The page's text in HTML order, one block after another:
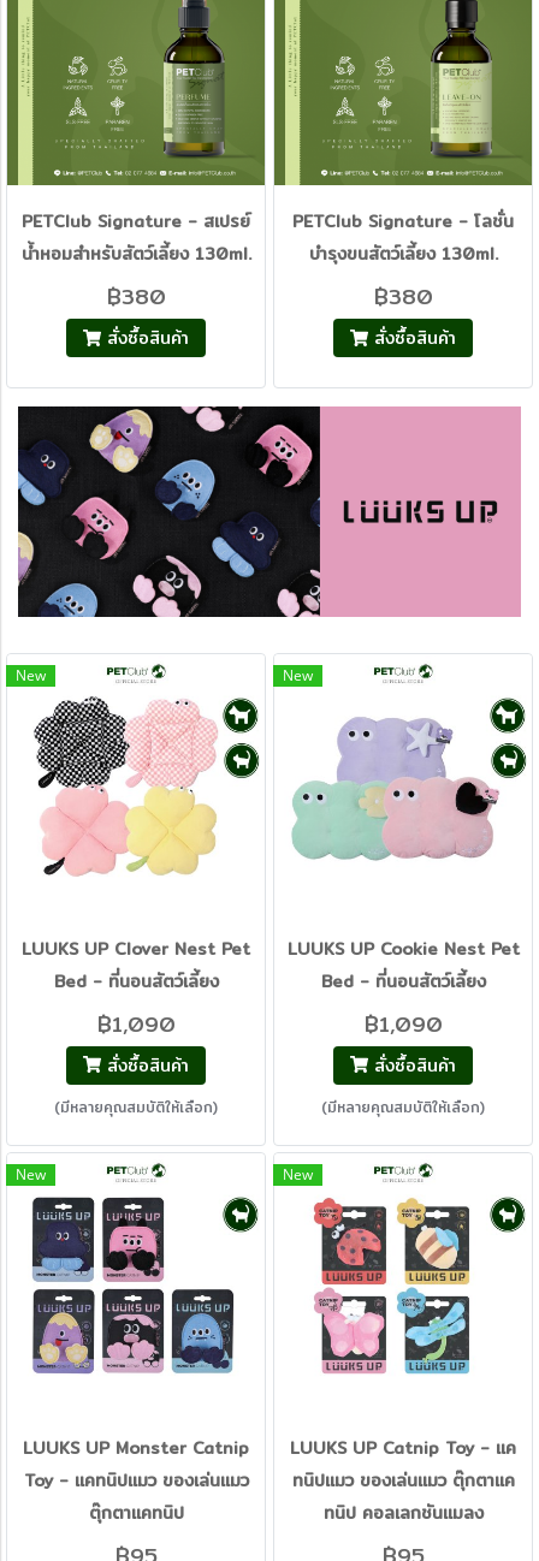
PETClub Signature - สเปรย์
น้ำหอมสำหรับสัตว์เลี้ยง 130ml.
฿380
สั่งซื้อสินค้า
PETClub Signature - โลชั่น
บำรุงขนสัตว์เลี้ยง 130ml.
฿380
สั่งซื้อสินค้า
New
LUUKS UP Clover Nest Pet
Bed - ที่นอนสัตว์เลี้ยง
฿1,090
สั่งซื้อสินค้า
(มีหลายคุณสมบัติให้เลือก)
New
LUUKS UP Cookie Nest Pet
Bed - ที่นอนสัตว์เลี้ยง
฿1,090
สั่งซื้อสินค้า
(มีหลายคุณสมบัติให้เลือก)
New
LUUKS UP Monster Catnip
Toy - แคทนิปแมว ของเล่นแมว
ตุ๊กตาแคทนิป
New
LUUKS UP Catnip Toy - แค
ทนิปแมว ของเล่นแมว ตุ๊กตาแค
ทนิป คอลเลกชันแมลง